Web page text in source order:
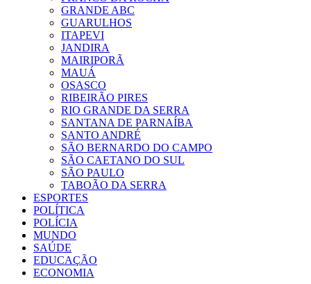
GRANDE ABC
GUARULHOS
ITAPEVI
JANDIRA
MAIRIPORÃ
MAUÁ
OSASCO
RIBEIRÃO PIRES
RIO GRANDE DA SERRA
SANTANA DE PARNAÍBA
SANTO ANDRÉ
SÃO BERNARDO DO CAMPO
SÃO CAETANO DO SUL
SÃO PAULO
TABOÃO DA SERRA
ESPORTES
POLÍTICA
POLÍCIA
MUNDO
SAÚDE
EDUCAÇÃO
ECONOMIA